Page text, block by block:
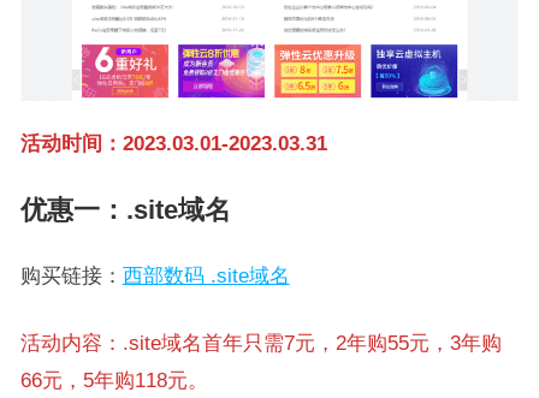
活动时间：2023.03.01-2023.03.31
优惠一：.site域名
购买链接： 西部数码 .site域名
活动内容：.site域名首年只需7元，2年购55元，3年购
66元，5年购118元。